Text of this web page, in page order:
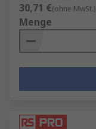
30,71 €(ohne MwSt.)
Menge